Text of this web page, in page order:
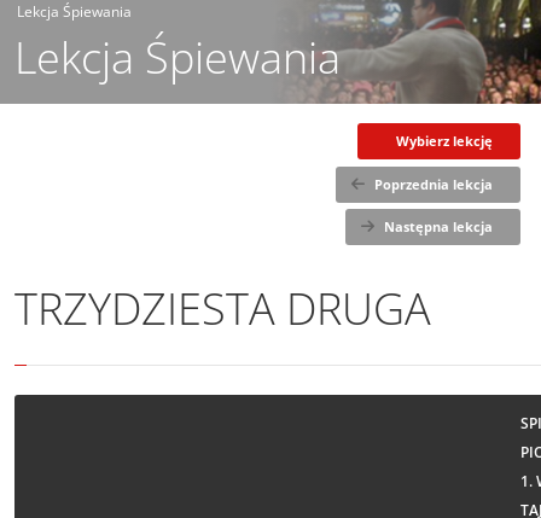
Lekcja Śpiewania
Lekcja Śpiewania
Wybierz lekcję
Poprzednia lekcja
Następna lekcja
TRZYDZIESTA DRUGA
1.